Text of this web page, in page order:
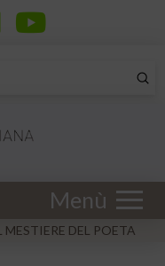
Menù
DEL POETA